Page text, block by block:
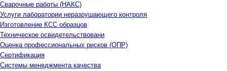
Сварочные работы (НАКС)
Услуги лаборатории неразрушающего контроля
Изготовление КСС образцов
Техническое освидетельствовани
Оценка профессиональных рисков (ОПР)
Сертификация
Системы менеджмента качества